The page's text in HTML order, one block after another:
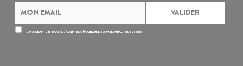
En cochant cette case, j’accepte la Politique de confidentialitéde ce site